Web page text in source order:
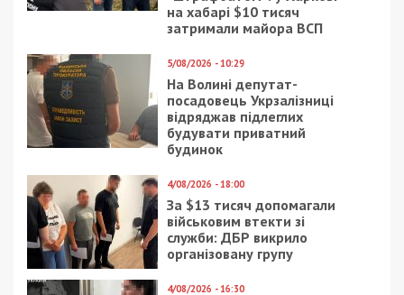
На Попаснянском направлении противник
оказывает постоянное огневое влияние на
подразделения наших войск. Силами
мотострелковых подразделений во
взаимодействии с батальоном одной из частных
военных компаний пытается улучшить
тактическое положение, продвинуться вглубь
населенного пункта Попасна. Удачи нет.
В районе города Торецк враг продолжает
оказывать периодическое огневое воздействие с
целью истощения наших войск. Подготовка к
активизации боевых действий в районе
Авдеевки.